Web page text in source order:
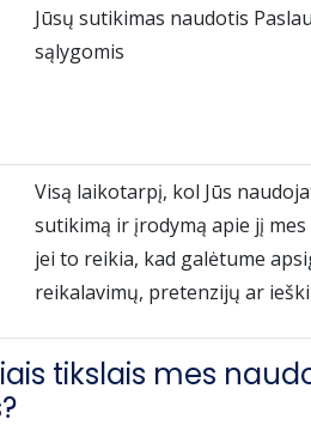
Jūsų sutikimas naudotis
sąlygomis
Visą laikotarpį, kol Jūs
sutikimą ir įrodymą apie jį
jei to reikia, kad galėtume
reikalavimų, pretenzijų ar
tikslais mes